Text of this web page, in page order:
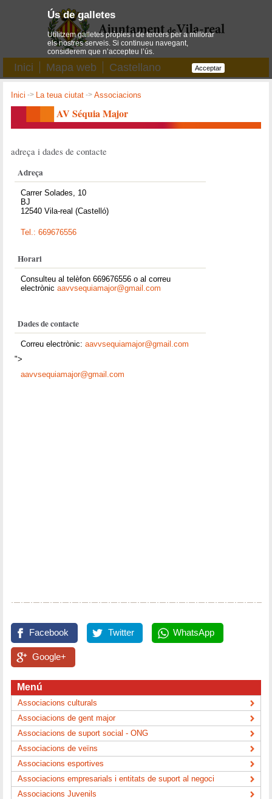
Inici Mapa web Castellano
Inici -> La teua ciutat ->Associacions
AV Séquia Major
adreça i dades de contacte
Adreça
Carrer Solades, 10
BJ
12540 Vila-real (Castelló)
Tel.: 669676556
Horari
Consulteu al telèfon 669676556 o al correu
electrònicaavvsequiamajor@gmail.com
Dades de contacte
Correu electrònic:aavvsequiamajor@gmail.com
">
aavvsequiamajor@gmail.com
Facebook Twitter WhatsApp
Google+
Menú
Associacions culturals
Associacions de gent major
Associacions de suport social - ONG
Associacions de veïns
Associacions esportives
Associacions empresarials i entitats de suport al negoci
Associacions Juvenils
Ús de galletes
Utilitzem galletes pròpies i de tercers per a millorar
els nostres serveis. Si continueu navegant,
considerem que n’accepteu l’ús.
Acceptar